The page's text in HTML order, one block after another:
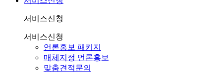
서비스신청
서비스신청
언론홍보 패키지
매체지정 언론홍보
맞춤견적문의